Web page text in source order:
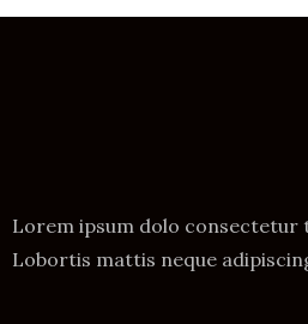
Lorem ipsum dolo consectetur
Lobortis mattis neque